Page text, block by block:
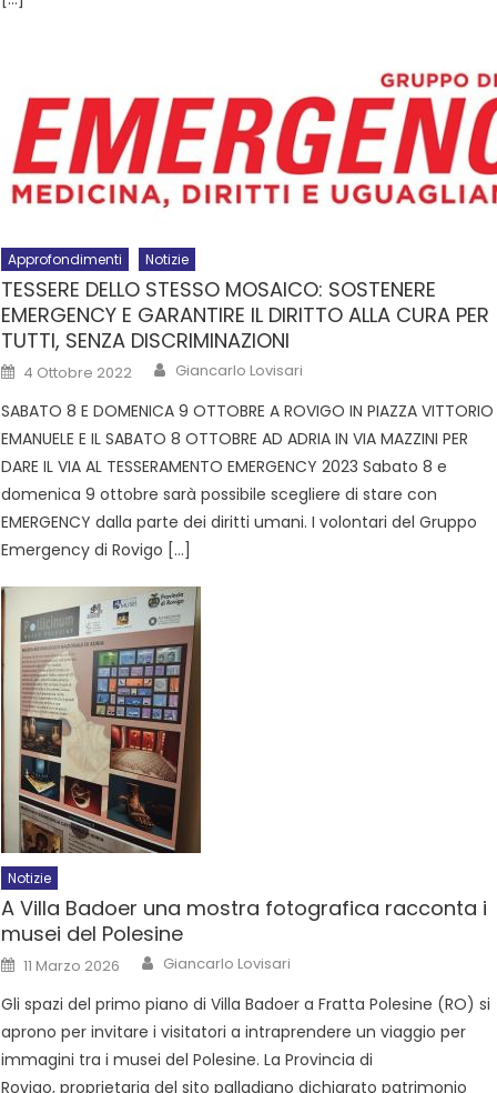
Approfondimenti Notizie
TESSERE DELLO STESSO MOSAICO: SOSTENERE
EMERGENCY E GARANTIRE IL DIRITTO ALLA CURA PER
TUTTI, SENZA DISCRIMINAZIONI
4 Ottobre 2022 Giancarlo Lovisari
SABATO 8 E DOMENICA 9 OTTOBRE A ROVIGO IN PIAZZA VITTORIO
EMANUELE E IL SABATO 8 OTTOBRE AD ADRIA IN VIA MAZZINI PER
DARE IL VIA AL TESSERAMENTO EMERGENCY 2023 Sabato 8 e
domenica 9 ottobre sarà possibile scegliere di stare con
EMERGENCY dalla parte dei diritti umani. I volontari del Gruppo
Emergency di Rovigo […]
Notizie
A Villa Badoer una mostra fotografica racconta i
musei del Polesine
11 Marzo 2026 Giancarlo Lovisari
Gli spazi del primo piano di Villa Badoer a Fratta Polesine (RO) si
aprono per invitare i visitatori a intraprendere un viaggio per
immagini tra i musei del Polesine. La Provincia di
Rovigo, proprietaria del sito palladiano dichiarato patrimonio